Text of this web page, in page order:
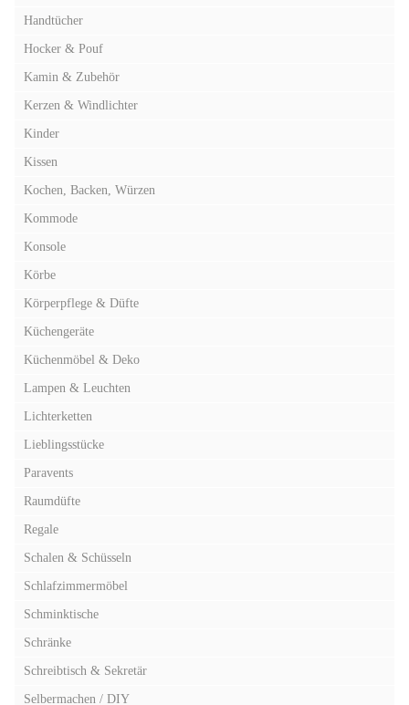
Handtücher
Hocker & Pouf
Kamin & Zubehör
Kerzen & Windlichter
Kinder
Kissen
Kochen, Backen, Würzen
Kommode
Konsole
Körbe
Körperpflege & Düfte
Küchengeräte
Küchenmöbel & Deko
Lampen & Leuchten
Lichterketten
Lieblingsstücke
Paravents
Raumdüfte
Regale
Schalen & Schüsseln
Schlafzimmermöbel
Schminktische
Schränke
Schreibtisch & Sekretär
Selbermachen / DIY